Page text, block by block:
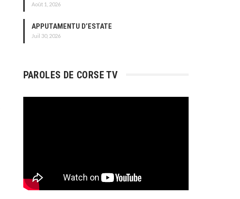
Août 1, 2026
APPUTAMENTU D’ESTATE
Juil 30, 2026
PAROLES DE CORSE TV